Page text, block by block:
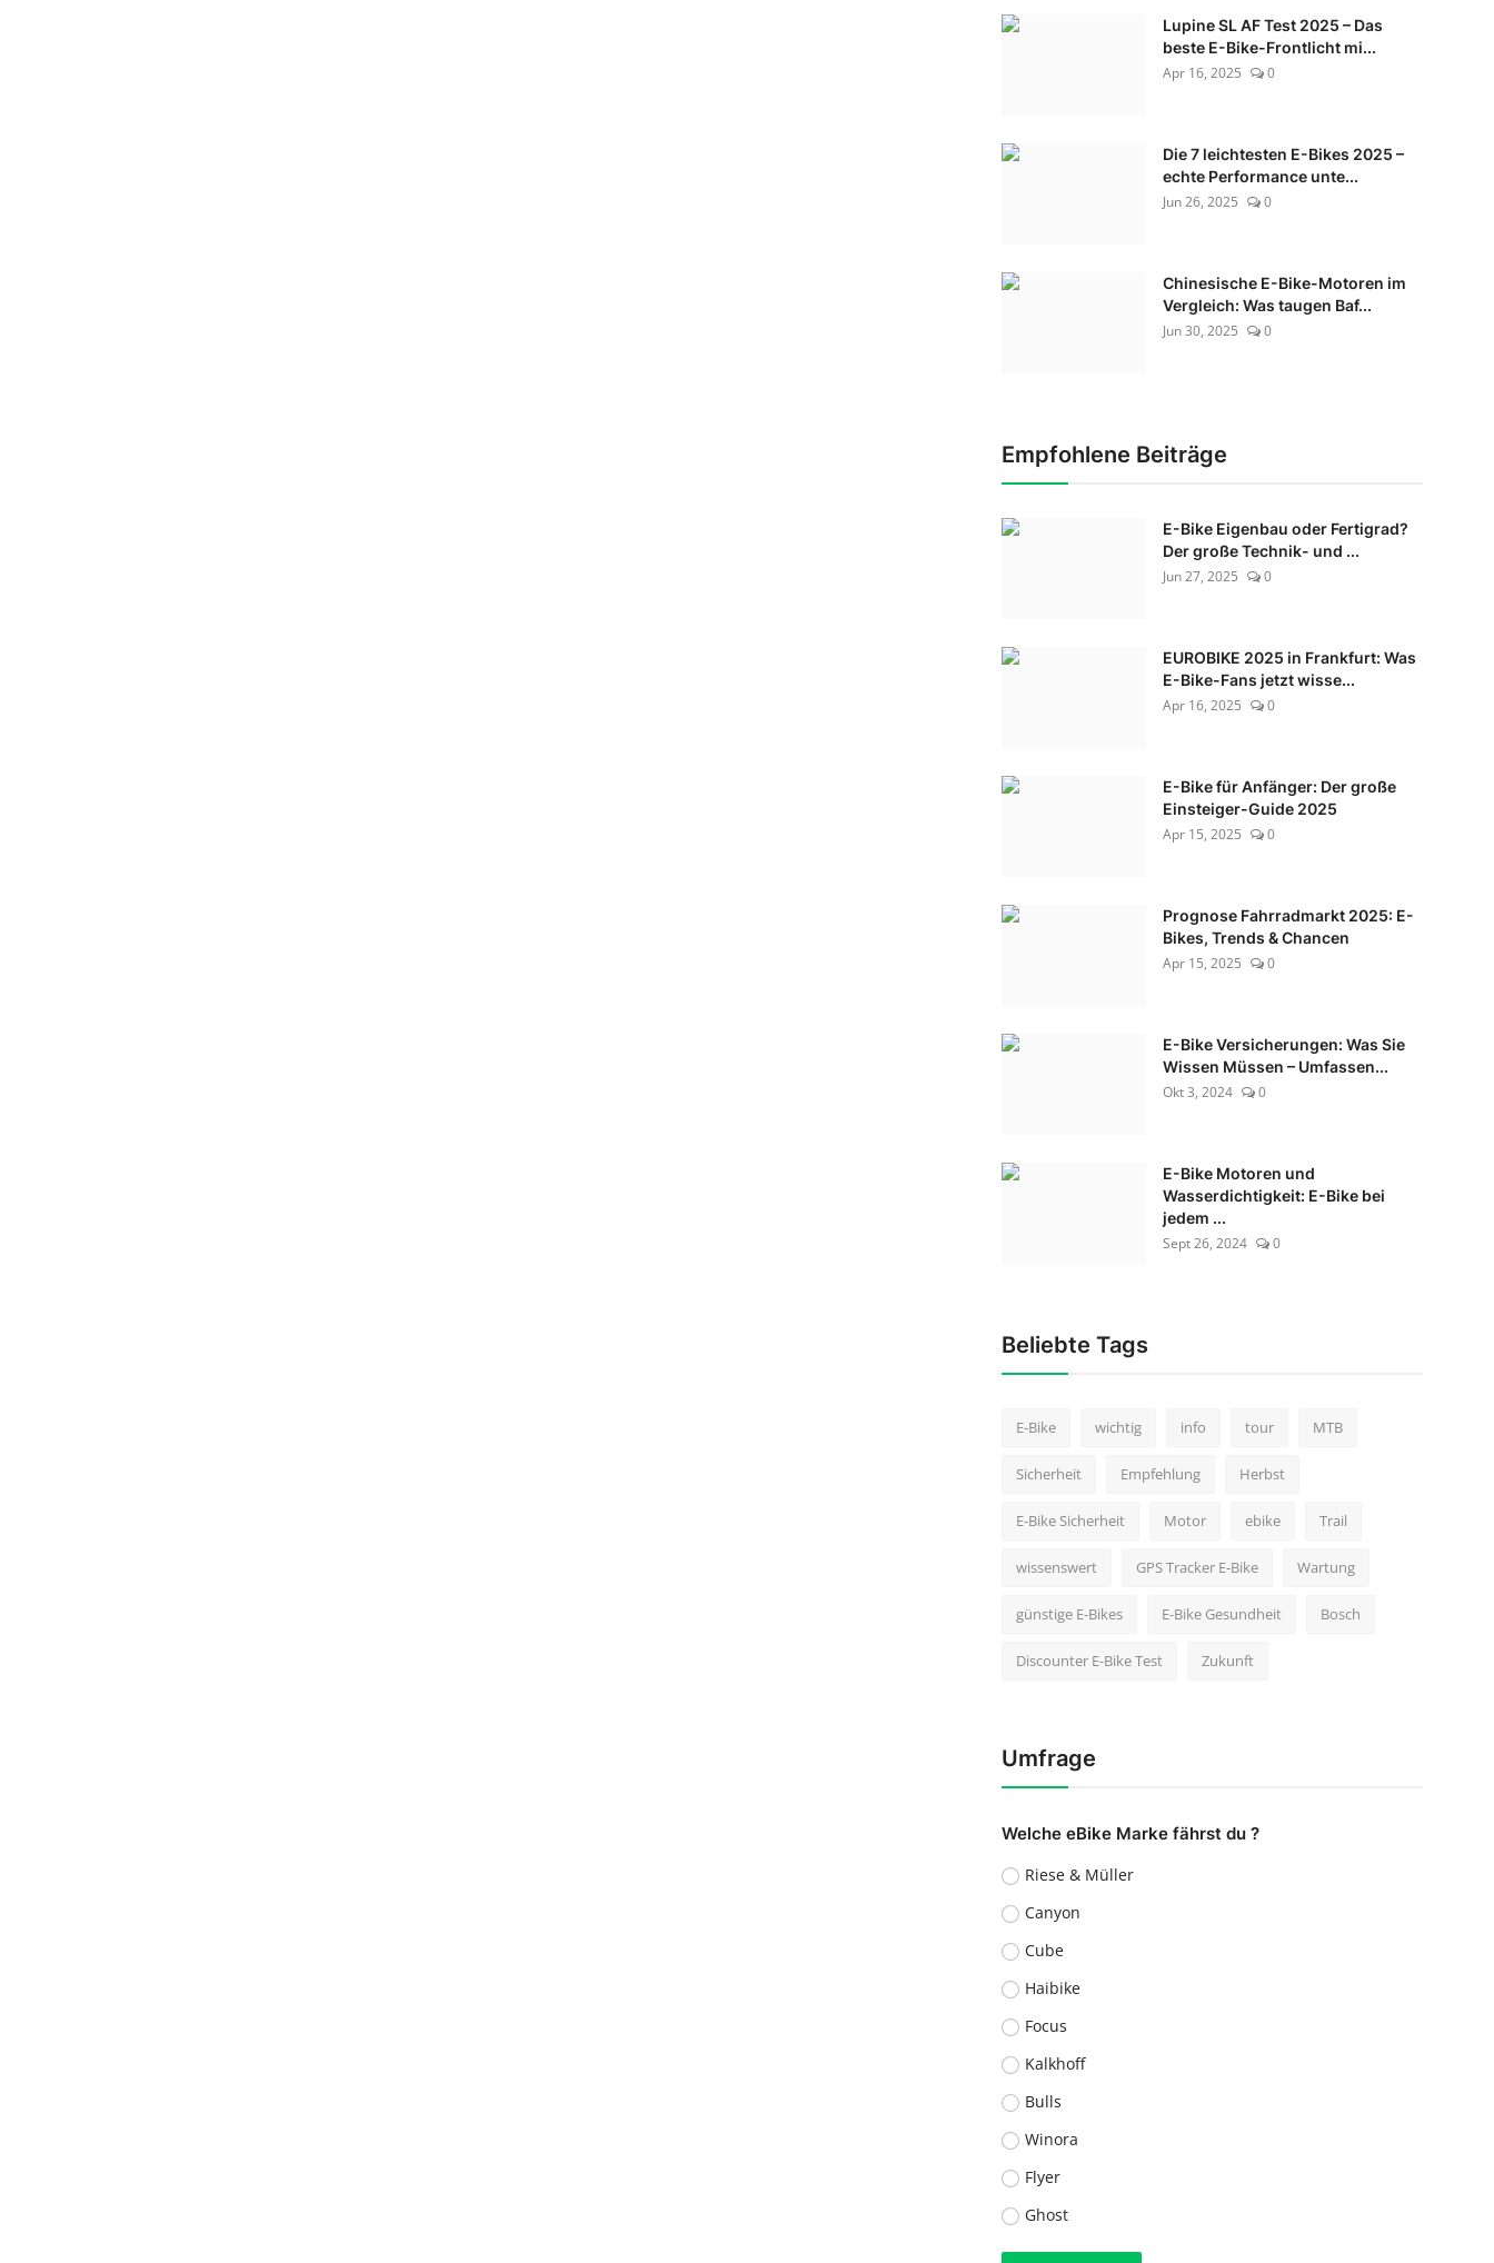
Lupine SL AF Test 2025 – Das
beste E-Bike-Frontlicht mi...
Apr 16, 2025
0
Die 7 leichtesten E-Bikes 2025 –
echte Performance unte...
Jun 26, 2025
0
Chinesische E-Bike-Motoren im
Vergleich: Was taugen Baf...
Jun 30, 2025
0
Empfohlene Beiträge
E-Bike Eigenbau oder Fertigrad?
Der große Technik- und ...
Jun 27, 2025
0
EUROBIKE 2025 in Frankfurt: Was
E-Bike-Fans jetzt wisse...
Apr 16, 2025
0
E-Bike für Anfänger: Der große
Einsteiger-Guide 2025
Apr 15, 2025
0
Prognose Fahrradmarkt 2025: E-
Bikes, Trends & Chancen
Apr 15, 2025
0
E-Bike Versicherungen: Was Sie
Wissen Müssen – Umfassen...
Okt 3, 2024
0
E-Bike Motoren und
Wasserdichtigkeit: E-Bike bei
jedem ...
Sept 26, 2024
0
Beliebte Tags
E-Bike wichtig info tour MTB
Sicherheit Empfehlung Herbst
E-Bike Sicherheit Motor ebike Trail
wissenswert GPS Tracker E-Bike Wartung
günstige E-Bikes E-Bike Gesundheit Bosch
Discounter E-Bike Test Zukunft
Umfrage
Welche eBike Marke fährst du ?
Riese & Müller
Canyon
Cube
Haibike
Focus
Kalkhoff
Bulls
Winora
Flyer
Ghost